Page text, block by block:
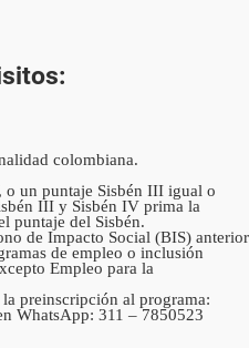
colombiana.
o un puntaje Sisbén III igual o
III y Sisbén IV prima la
puntaje del Sisbén.
de Impacto Social (BIS) anterior
de empleo o inclusión
Empleo para la
la preinscripción al programa:
WhatsApp: 311 – 7850523